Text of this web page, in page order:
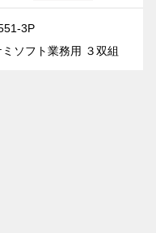
3P
ミソフト業務用 ３双組